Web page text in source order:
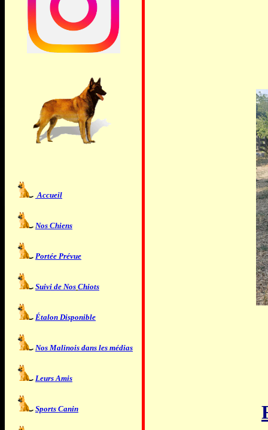
Accueil
Nos Chiens
Portée Prévue
Suivi de Nos Chiots
Étalon Disponible
Nos Malinois dans les médias
Leurs Amis
Sports Canin